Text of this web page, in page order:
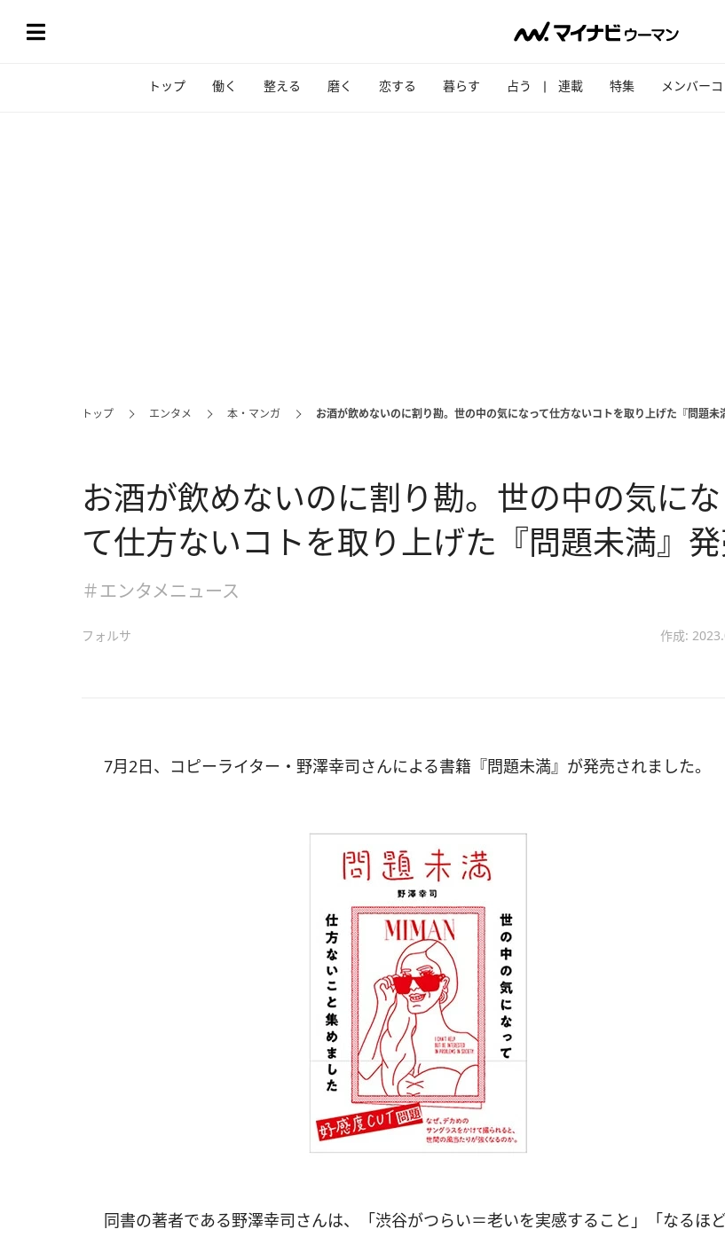
トップ 働く 整える 磨く 恋する 暮らす 占う 連載 特集 メンバー
トップ エンタメ 本・マンガ お酒が飲めないのに割り勘。世の中の気になって仕方ないコトを取り上げた『問題未
お酒が飲めないのに割り勘。世の中の気に
て仕方ないコトを取り上げた『問題未満』
＃エンタメニュース
フォルサ 作成:
7月2日、コピーライター・野澤幸司さんによる書籍『問題未満』が発売されました。
同書の著者である野澤幸司さんは、「渋谷がつらい＝老いを実感すること」「なるほ